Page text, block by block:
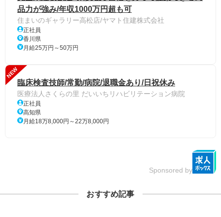
品力が強み/年収1000万円超も可
住まいのギャラリー高松店/ヤマト住建株式会社
正社員
香川県
月給25万円～50万円
NEW
臨床検査技師/常勤/病院/退職金あり/日祝休み
医療法人さくらの里 だいいちリハビリテーション病院
正社員
高知県
月給18万8,000円～22万8,000円
Sponsored by
おすすめ記事